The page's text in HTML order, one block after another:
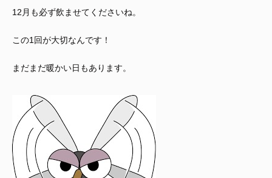
12月も必ず飲ませてくださいね。
この1回が大切なんです！
まだまだ暖かい日もあります。